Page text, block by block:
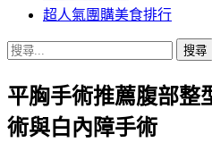
超人氣團購美食排行
搜
關
鍵
字:
平胸手術推薦腹部整
術與白內障手術